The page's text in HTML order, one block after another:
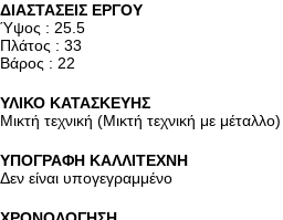
ΔΙΑΣΤΑΣΕΙΣ ΕΡΓΟΥ
Ύψος : 25.5
Πλάτος : 33
Βάρος : 22
ΥΛΙΚΟ ΚΑΤΑΣΚΕΥΗΣ
Μικτή τεχνική (Μικτή τεχνική με μέταλλο)
ΥΠΟΓΡΑΦΗ ΚΑΛΛΙΤΕΧΝΗ
Δεν είναι υπογεγραμμένο